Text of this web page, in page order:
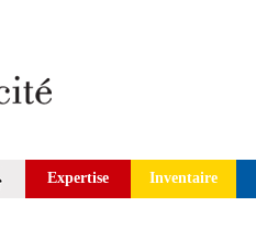
Expertise Inventaire